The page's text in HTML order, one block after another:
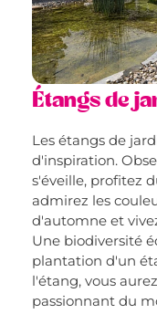
Étangs de
Les étangs de
d'inspiration.
s'éveille, profitez
admirez les
d'automne et
Une biodiversité
plantation d'un
l'étang, vous
passionnant du